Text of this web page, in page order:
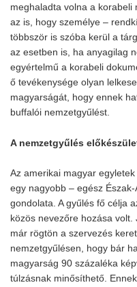
meghaladta volna a
az is, hogy személye –
többször is szóba kerül a
az esetben is, ha anyagilag
egyértelmű a korabeli
ő tevékenysége olyan
magyarságát, hogy ennek
buffalói nemzetgyűlést.
A nemzetgyűlés
Az amerikai magyar
egy nagyobb – egész
gondolata. A gyűlés fő célja
közös nevezőre hozása volt.
már rögtön a szervezés
nemzetgyűlésen, hogy bár
magyarság 90 százaléka
túlzásnak minősíthető.